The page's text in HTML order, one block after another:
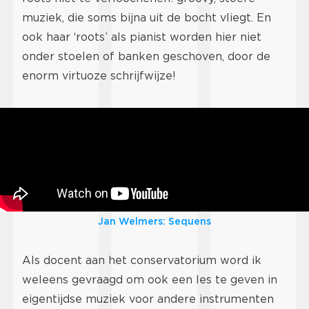
muziek, die soms bijna uit de bocht vliegt. En
ook haar ‘roots’ als pianist worden hier niet
onder stoelen of banken geschoven, door de
enorm virtuoze schrijfwijze!
Jan Welmers: Sequens
Als docent aan het conservatorium word ik
weleens gevraagd om ook een les te geven in
eigentijdse muziek voor andere instrumenten